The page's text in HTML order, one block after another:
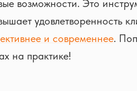
возможности. Это
удовлетворенность
и современнее.
на практике!